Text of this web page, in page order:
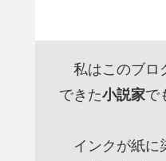
私はこのブロ
できた小説家で
インクが紙に